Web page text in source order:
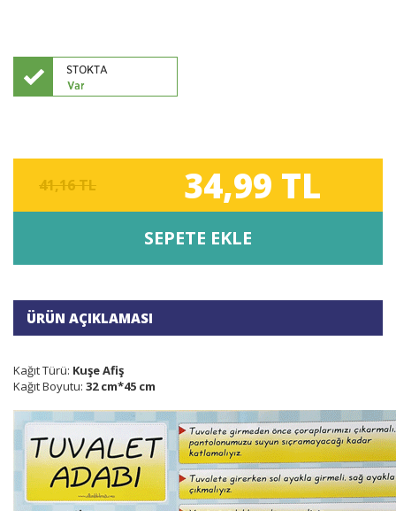
41,16 TL 34,99 TL
SEPETE EKLE
ÜRÜN AÇIKLAMASI
Kağıt Türü: Kuşe Afiş
Kağıt Boyutu: 32 cm*45 cm